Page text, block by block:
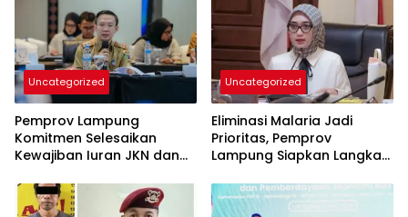
Uncategorized
Pemprov Lampung
Komitmen Selesaikan
Kewajiban Iuran JKN dan
Kepesertaan BPJS
Kesehatan
Uncategorized
Eliminasi Malaria Jadi
Prioritas, Pemprov
Lampung Siapkan Langkah